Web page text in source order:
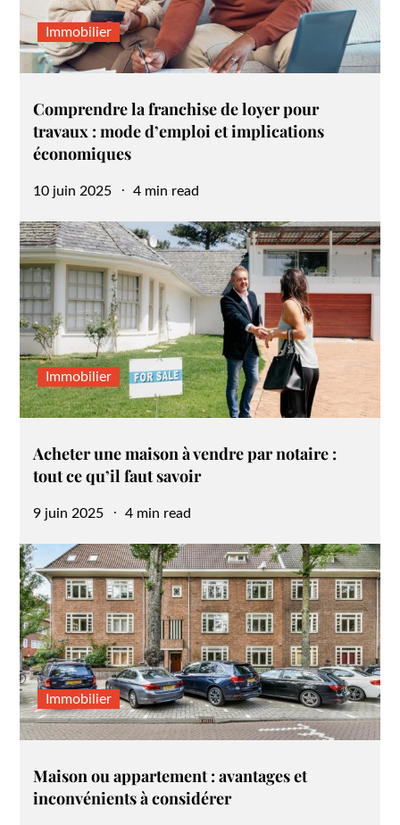
Immobilier
Comprendre la franchise de loyer pour
travaux : mode d’emploi et implications
économiques
Posted
10 juin 2025 4 min read
Immobilier
Acheter une maison à vendre par notaire :
tout ce qu’il faut savoir
Posted
9 juin 2025 4 min read
Immobilier
Maison ou appartement : avantages et
inconvénients à considérer